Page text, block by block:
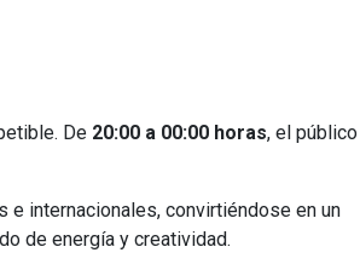
De 20:00 a 00:00 horas, el público
e internacionales, convirtiéndose en un
de energía y creatividad.